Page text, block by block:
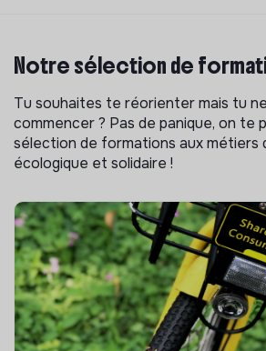
Notre sélection de
Tu souhaites te réorienter mais tu
commencer ? Pas de panique, on te
sélection de formations aux métiers
écologique et solidaire !